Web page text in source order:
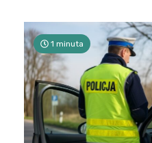
1 minuta